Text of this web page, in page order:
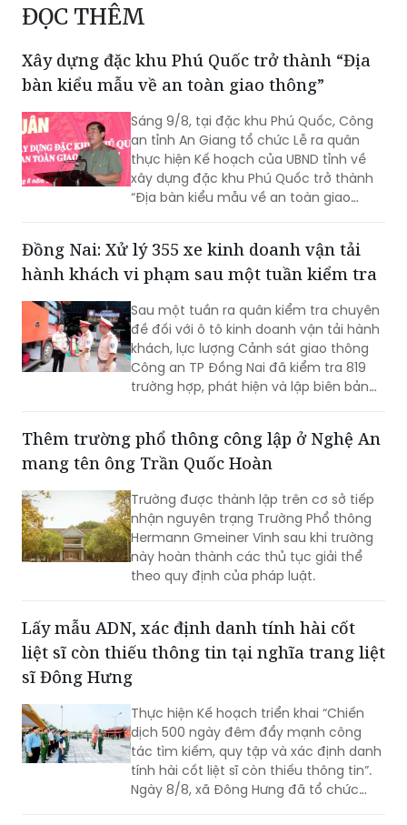
Xây dựng đặc khu Phú Quốc trở thành “Địa
Sáng 9/8, tại đặc khu Phú Quốc, Công
an tỉnh An Giang tổ chức Lễ ra quân
thực hiện Kế hoạch của UBND tỉnh về
xây dựng đặc khu Phú Quốc trở thành
“Địa bàn kiểu mẫu về an toàn giao
thông”.
Đồng Nai: Xử lý 355 xe kinh doanh vận tải
Sau một tuần ra quân kiểm tra chuyên
đề đối với ô tô kinh doanh vận tải hành
khách, lực lượng Cảnh sát giao thông
Công an TP Đồng Nai đã kiểm tra 819
trường hợp, phát hiện và lập biên bản
355 trường hợp vi phạm. Đáng chú ý,
các lỗi được phát hiện có chở hàng
hóa trong khoang hành khách, chạy
quy định.
Thêm trường phổ thông công lập ở Nghệ An
Trường được thành lập trên cơ sở tiếp
nhận nguyên trạng Trường Phổ thông
Hermann Gmeiner Vinh sau khi trường
này hoàn thành các thủ tục giải thể
theo quy định của pháp luật.
Lấy mẫu ADN, xác định danh tính hài cốt
sĩ Đông Hưng
Thực hiện Kế hoạch triển khai “Chiến
dịch 500 ngày đêm đẩy mạnh công
tác tìm kiếm, quy tập và xác định danh
tính hài cốt liệt sĩ còn thiếu thông tin”.
Ngày 8/8, xã Đông Hưng đã tổ chức
dâng hương, dâng hoa tưởng niệm các
Anh hùng liệt sĩ và triển khai lấy mẫu
sinh phẩm ADN tại các phần mộ liệt sĩ
Mưa lớn gây ngập nhiều cầu tràn ở khu vực